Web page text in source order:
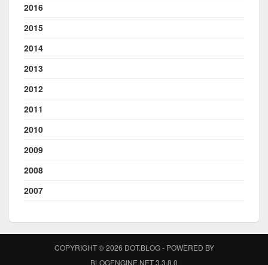
2016
2015
2014
2013
2012
2011
2010
2009
2008
2007
COPYRIGHT © 2026 DOT.BLOG - POWERED BY
BLOGENGINE.NET 3.3.8.0